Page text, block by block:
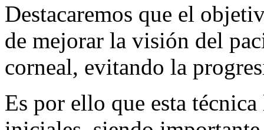
Destacaremos que el
de mejorar la visión del
corneal, evitando la
Es por ello que esta